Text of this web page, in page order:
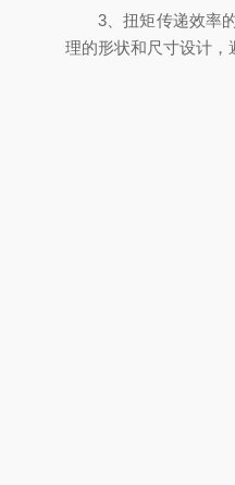
3、扭矩传递效率的
理的形状和尺寸设计，